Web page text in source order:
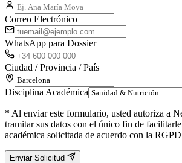
Correo Electrónico
WhatsApp para Dossier
Ciudad / Provincia / País
Disciplina Académica
* Al enviar este formulario, usted autoriza a
tramitar sus datos con el único fin de
académica solicitada de acuerdo con la
Enviar Solicitud